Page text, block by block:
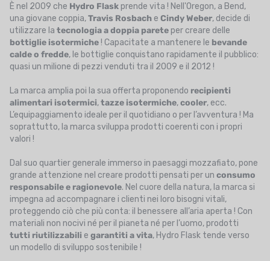
È nel 2009 che Hydro Flask prende vita ! Nell'Oregon, a Bend,
una giovane coppia,Travis Rosbach e CindyWeber, decide di
utilizzare la tecnologia a doppia parete per creare delle
bottiglie isotermiche ! Capacitate a mantenere le bevande
calde o fredde, le bottiglie conquistano rapidamente il pubblico:
quasi un milione di pezzi venduti tra il 2009 e il 2012 !
La marca amplia poi la sua offerta proponendo recipienti
alimentari isotermici,tazze isotermiche,cooler, ecc.
L’equipaggiamento ideale per il quotidiano o per l’avventura ! Ma
soprattutto, la marca sviluppa prodotti coerenti con i propri
valori !
Dal suo quartier generale immerso in paesaggi mozzafiato, pone
grande attenzione nel creare prodotti pensati per un consumo
responsabilee ragionevole. Nel cuore della natura, la marca si
impegna ad accompagnare i clienti nei loro bisogni vitali,
proteggendo ciò che più conta: il benessere all’aria aperta ! Con
materiali non nocivi né per il pianeta né per l’uomo, prodotti
tutti riutilizzabili e garantiti a vita, Hydro Flask tende verso
un modello di sviluppo sostenibile !